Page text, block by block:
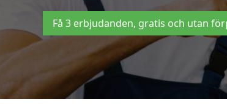
Få 3 erbjudanden, gratis och utan